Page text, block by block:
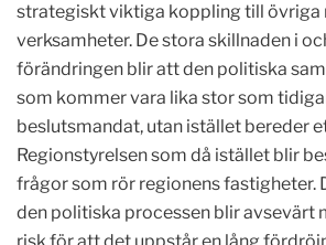
strategiskt viktiga koppling till övriga
verksamheter. De stora skillnaden i
förändringen blir att den politiska
som kommer vara lika stor som
beslutsmandat, utan istället bereder
Regionstyrelsen som då istället blir
frågor som rör regionens fastigheter.
den politiska processen blir avsevärt